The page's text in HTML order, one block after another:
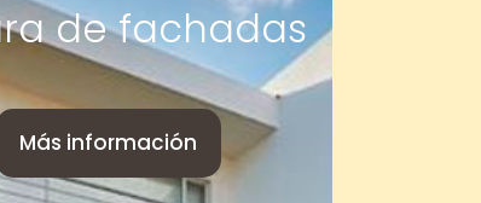
de fachadas
Más información